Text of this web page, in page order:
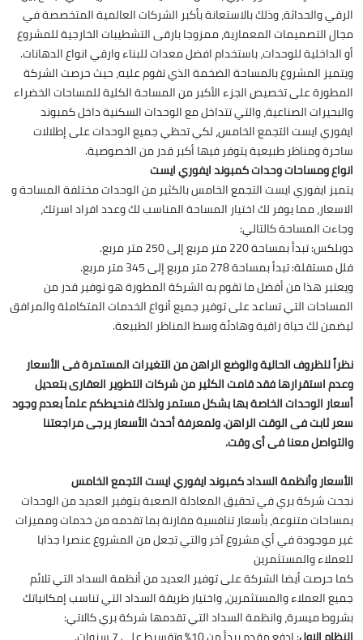
الرقي والحداثة، وذلك بالاستعانة بأكبر الشركات العالمية المتخصصة في
مجال التصميمات المعمارية، ممزوجا بارقى التشطيبات الخارجية للمشروع
أو الداخلية للوحدات، باستخدام افضل معدات للبناء وارقي انواع الدهانات.
ويتميز المشروع بالمساحة الضخمة الذي تقوم عليه، حيث حرصت الشركة
المطورة على تخصيص الجزء الأكبر من المساحة الكلية للمساحات الخضراء
والبحيرات الصناعية، والتي تتداخل مع الوحدات السكنية داخل كمبوند
ايفوري ايست التجمع الخامس، لكي تحظي جميع الوحدات على إطلالات
ساحرة ومناظر طبيعية يتوفر فيها أكبر قدر من الخصوصية.
انواع ومساحات وحدات كمبوند ايفوري ايست
يتميز ايفوري ايست التجمع الخامس بالكثير من الوحدات مختلفة المساحة و
الاسعار، مما يوفر لك اختيار المساحة المناسب لك وعدد افراد اسرتك،
وجاءت المساحة كالتالي:
دوبلكس: تبدأ بمساحة 220 متر مربع إلى 250 متر مربع.
فلل مستقلة: تبدأ بمساحة 278 متر مربع إلى 345 متر مربع.
ويعتبر هذا من أفضل ما تقوم به الشركة المطورة هو توفير قدر من
المساحات التي تساعد على توفير جميع أنواع الخدمات المتكاملة والمرافق
ليضمن لك حياة راقية وهادئة وسط المناظر الطبيعة.
نظراً للظروف الحالية والوضع الراهن من التغيرات المستمرة فى الأسعار
وعدم استقرارها فقد قامت الكثير من شركات التطوير العقارى بتعديل
أسعار الوحدات الخاصة بها بشكل مستمر ولذلك فنحيطكم علماً بعدم وجود
سعر ثابت فى الوقت الراهن. ولمعرفة أحدث الأسعار يرجى مراجعتنا
والتواصل معنا فى أى وقت.
الأسعار وأنظمة السداد كمبوند ايفوري ايست التجمع الخامس
نجحت شركة بري في تحقيق المعادلة الصعبة بتوفير العديد من الوحدات
بمساحات متنوعة، بأسعار تنافسية مقارنة بما تقدمه من خدمات ومميزات
غير موجودة في أي مشروع آخر والتي تجعل من المشروع عنصرا جذابا
للعملاء والمستثمرين
كما حرصت أيضا الشركة على توفير العديد من أنظمة السداد التي تلائم
جميع العملاء والمستثمرين، واختيار طريقة السداد التي تناسب إمكانياتك
بشروط ميسرة، وانظمة السداد التي تقدمها شركة بري كالاتي: